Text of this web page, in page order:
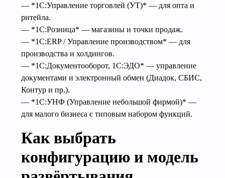
— *1С:Управление торговлей (УТ)* — для опта и
ритейла.
— *1С:Розница* — магазины и точки продаж.
— *1С:ERP / Управление производством* — для
производства и холдингов.
— *1С:Документооборот, 1С:ЭДО* — управление
документами и электронный обмен (Диадок, СБИС,
Контур и пр.).
— *1С:УНФ (Управление небольшой фирмой)* —
для малого бизнеса с типовым набором функций.
Как выбрать
конфигурацию и модель